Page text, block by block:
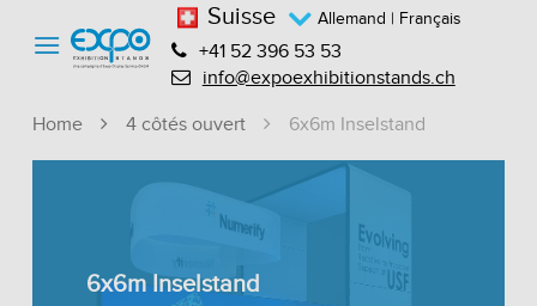
Suisse Allemand | Français
+41 52 396 53 53
info@expoexhibitionstands.ch
Home 4 côtés ouvert 6x6m Inselstand
6x6m Inselstand